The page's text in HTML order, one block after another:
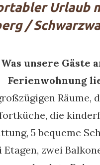
Urlaub
/
Was unsere Gäste
Ferienwohnung
Räume,
die
5 bequeme
Etagen, zwei